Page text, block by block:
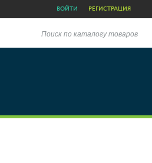
ВОЙТИ РЕГИСТРАЦИЯ
Поиск по каталогу товаров